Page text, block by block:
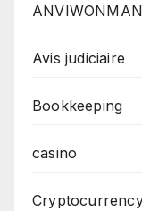
ANVIWONMAN
Avis judiciaire
Bookkeeping
casino